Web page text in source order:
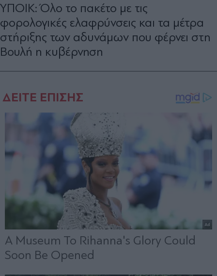
ΥΠΟΙΚ: Όλο το πακέτο με τις
φορολογικές ελαφρύνσεις και τα μέτρα
στήριξης των αδυνάμων που φέρνει στη
Βουλή η κυβέρνηση